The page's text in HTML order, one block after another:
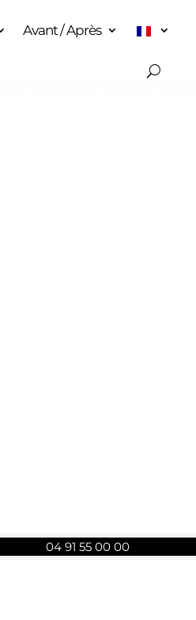
Avant / Après
04 91 55 00 00